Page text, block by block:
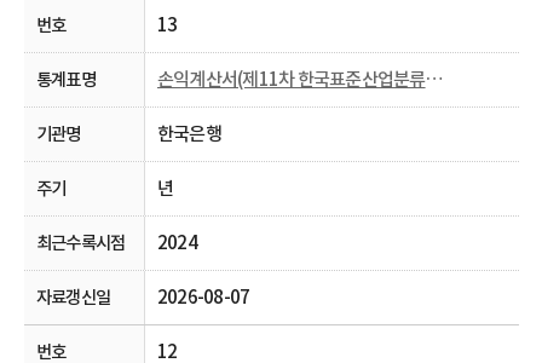
13
손익계산서(제11차 한국표준산업분류， 2009~)
한국은행
년
2024
2026-08-07
12